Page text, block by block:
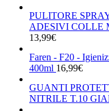
PULITORE
ADESIVI COLLE
13,99€
Faren - F20 -
400ml 16,99€
GUANTI
NITRILE T.10